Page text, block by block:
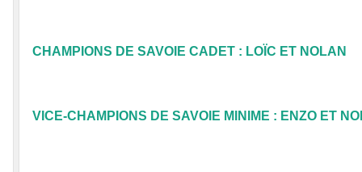
CHAMPIONS DE SAVOIE CADET : LOÏC ET NOLAN
VICE-CHAMPIONS DE SAVOIE MINIME : ENZO ET